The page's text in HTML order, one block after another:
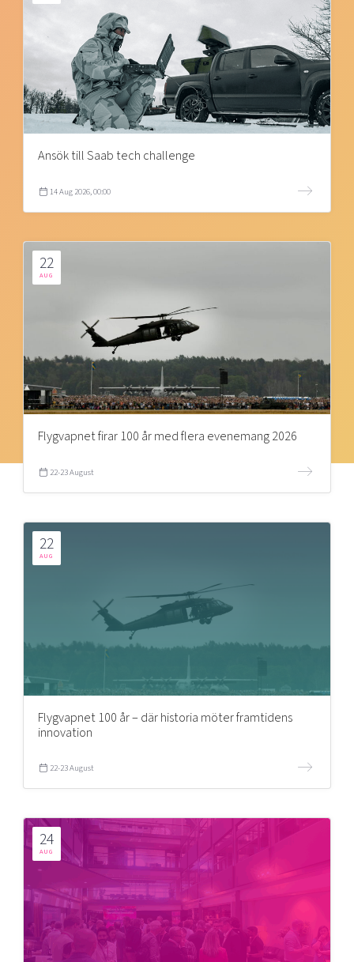
Ansök till Saab tech challenge
14 Aug 2026, 00:00
22
AUG
Flygvapnet firar 100 år med flera evenemang 2026
22-23 August
22
AUG
Flygvapnet 100 år – där historia möter framtidens
innovation
22-23 August
24
AUG